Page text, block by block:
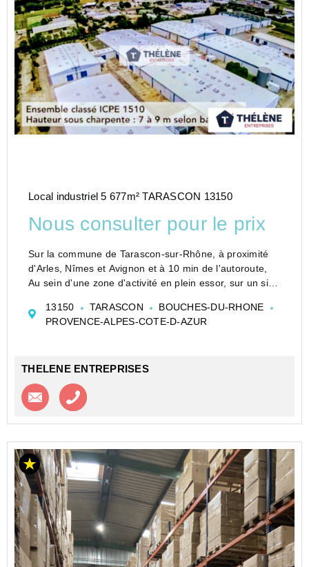
Local industriel 5 677m² TARASCON 13150
Nous consulter pour le prix
Sur la commune de Tarascon-sur-Rhône, à proximité
d'Arles, Nîmes et Avignon et à 10 min de l'autoroute,
Au sein d'une zone d'activité en plein essor, sur un site
Thelene Entreprises vous propose à la location un
ensemble indus...
13150 TARASCON
BOUCHES-DU-RHONE
PROVENCE-ALPES-COTE-D-AZUR
THELENE ENTREPRISES
Contacter l'agence